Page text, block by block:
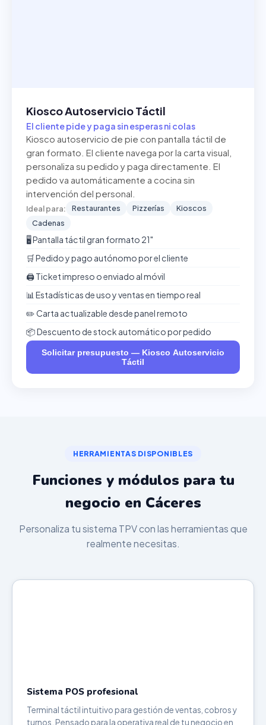
Kiosco Autoservicio Táctil
El cliente pide y paga sin esperas ni colas
Kiosco autoservicio de pie con pantalla táctil de
gran formato. El cliente navega por la carta visual,
personaliza su pedido y paga directamente. El
pedido va automáticamente a cocina sin
intervención del personal.
Ideal para: Restaurantes Pizzerías
Kioscos
Cadenas
🖥️ Pantalla táctil gran formato 21"
🛒 Pedido y pago autónomo por el cliente
🖨️ Ticket impreso o enviado al móvil
📊 Estadísticas de uso y ventas en tiempo real
✏️ Carta actualizable desde panel remoto
📦 Descuento de stock automático por pedido
Solicitar presupuesto — Kiosco Autoservicio
Táctil
HERRAMIENTAS DISPONIBLES
Funciones y módulos para tu
negocio en Cáceres
Personaliza tu sistema TPV con las herramientas que
realmente necesitas.
Sistema POS profesional
Terminal táctil intuitivo para gestión de ventas, cobros y
turnos. Pensado para la operativa real de tu negocio en